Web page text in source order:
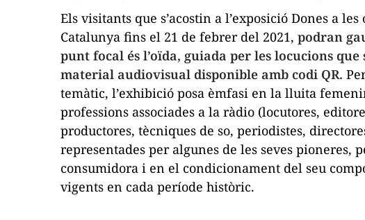
Els visitants que s’acostin a l’exposició Dones a les
Catalunya fins el 21 de febrer del 2021, podran
punt focal és l’oïda, guiada per les locucions
material audiovisual disponible amb codi QR.
temàtic, l’exhibició posa èmfasi en la lluita
professions associades a la ràdio (locutores,
productores, tècniques de so, periodistes,
representades per algunes de les seves pioneres,
consumidora i en el condicionament del seu
vigents en cada període històric.